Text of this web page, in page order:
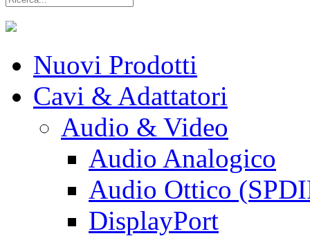
Nuovi Prodotti
Cavi & Adattatori
Audio & Video
Audio Analogico
Audio Ottico
DisplayPort